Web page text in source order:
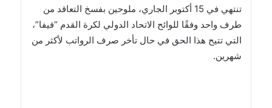
تنتهي في 15 أكتوبر الجاري، ملوحين بفسخ التعاقد من
طرف واحد وفقًا للوائح الاتحاد الدولي لكرة القدم “فيفا”،
التي تتيح هذا الحق في حال تأخر صرف الرواتب لأكثر من
شهرين.